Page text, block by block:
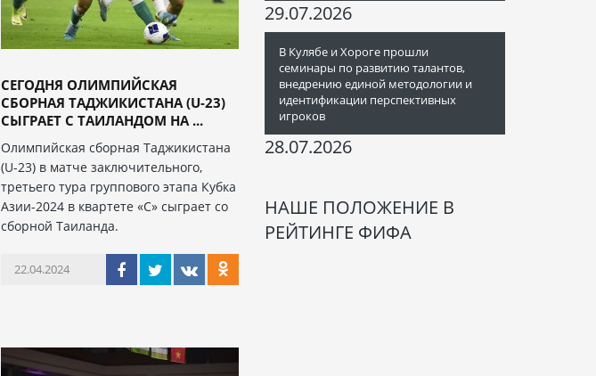
СЕГОДНЯ ОЛИМПИЙСКАЯ
СБОРНАЯ ТАДЖИКИСТАНА (U-23)
СЫГРАЕТ С ТАИЛАНДОМ НА ...
Олимпийская сборная Таджикистана
(U-23) в матче заключительного,
третьего тура группового этапа Кубка
Азии-2024 в квартете «С» сыграет со
сборной Таиланда.
22.04.2024
29.07.2026
В Кулябе и Хороге прошли
семинары по развитию талантов,
внедрению единой методологии и
идентификации перспективных
игроков
28.07.2026
НАШЕ ПОЛОЖЕНИЕ В
РЕЙТИНГЕ ФИФА